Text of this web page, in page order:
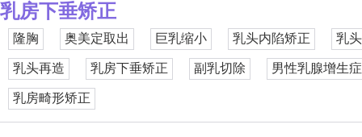
乳房下垂矫正
隆胸 奥美定取出 巨乳缩小 乳头内陷矫正 乳
乳头再造 乳房下垂矫正 副乳切除 男性乳腺增生
乳房畸形矫正